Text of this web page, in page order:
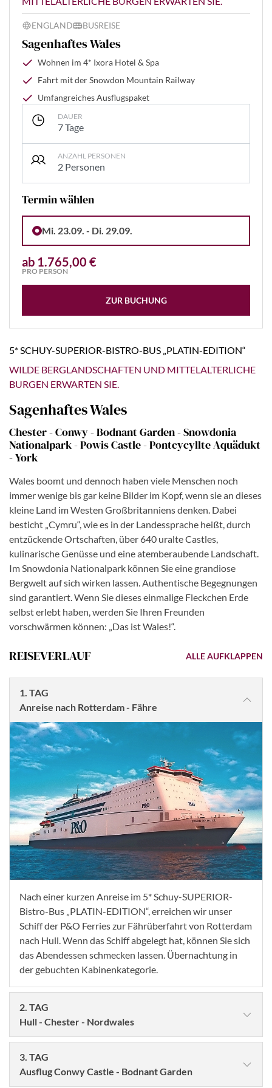
ENGLAND BUSREISE
Sagenhaftes Wales
Wohnen im 4* Ixora Hotel & Spa
Fahrt mit der Snowdon Mountain Railway
Umfangreiches Ausflugspaket
DAUER
7 Tage
ANZAHL PERSONEN
2 Personen
Termin wählen
Mi. 23.09. - Di. 29.09.
ab 1.765,00 €
PRO PERSON
ZUR BUCHUNG
5* SCHUY-SUPERIOR-BISTRO-BUS „PLATIN-EDITION“
WILDE BERGLANDSCHAFTEN UND MITTELALTERLICHE
BURGEN ERWARTEN SIE.
Sagenhaftes Wales
Chester - Conwy - Bodnant Garden - Snowdonia
Nationalpark - Powis Castle - Pontcycyllte Aquädukt
- York
Wales boomt und dennoch haben viele Menschen noch
immer wenige bis gar keine Bilder im Kopf, wenn sie an dieses
kleine Land im Westen Großbritanniens denken. Dabei
besticht „Cymru“, wie es in der Landessprache heißt, durch
entzückende Ortschaften, über 640 uralte Castles,
kulinarische Genüsse und eine atemberaubende Landschaft.
Im Snowdonia Nationalpark können Sie eine grandiose
Bergwelt auf sich wirken lassen. Authentische Begegnungen
sind garantiert. Wenn Sie dieses einmalige Fleckchen Erde
selbst erlebt haben, werden Sie Ihren Freunden
vorschwärmen können: „Das ist Wales!“.
REISEVERLAUF ALLE AUFKLAPPEN
1. TAG
Anreise nach Rotterdam - Fähre
Nach einer kurzen Anreise im 5* Schuy-SUPERIOR-
Bistro-Bus „PLATIN-EDITION“, erreichen wir unser
Schiff der P&O Ferries zur Fährüberfahrt von Rotterdam
nach Hull. Wenn das Schiff abgelegt hat, können Sie sich
das Abendessen schmecken lassen. Übernachtung in
der gebuchten Kabinenkategorie.
2. TAG
Hull - Chester - Nordwales
3. TAG
Ausflug Conwy Castle - Bodnant Garden